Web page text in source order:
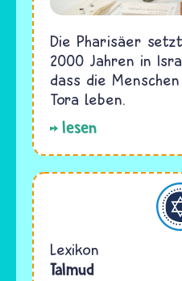
Die Pharisäer
2000 Jahren in
dass die
Tora leben.
lesen
Judentum
Lexikon
Talmud